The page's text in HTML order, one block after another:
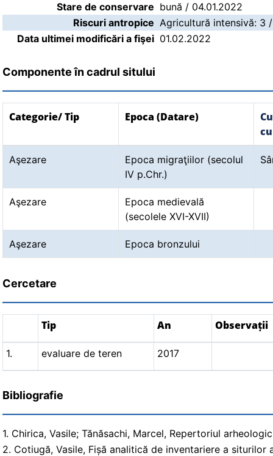
Stare de conservare bună / 04.01.2022
Riscuri antropice Agricultură intensivă: 3
Data ultimei modificări a fişei 01.02.2022
Componente în cadrul sitului
Categorie/ Tip Epoca (Datare)
Aşezare
Epoca migraţiilor (secolul
IV p.Chr.)
Aşezare
Epoca medievală
(secolele XVI-XVII)
Aşezare Epoca bronzului
Cercetare
Tip An Observații
1. evaluare de teren 2017
Bibliografie
1. Chirica, Vasile; Tănăsachi, Marcel, Repertoriul
2. Cotiugă, Vasile, Fișă analitică de inventariere a